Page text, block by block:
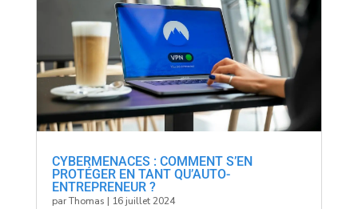
CYBERMENACES : COMMENT S’EN
PROTÉGER EN TANT QU’AUTO-
ENTREPRENEUR ?
parThomas | 16 juillet 2024